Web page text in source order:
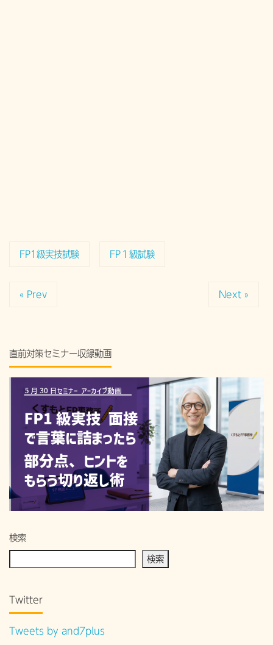
FP1級実技試験 FP１級試験
« Prev Next »
直前対策セミナー収録動画
検索
検索
Twitter
Tweets by and7plus